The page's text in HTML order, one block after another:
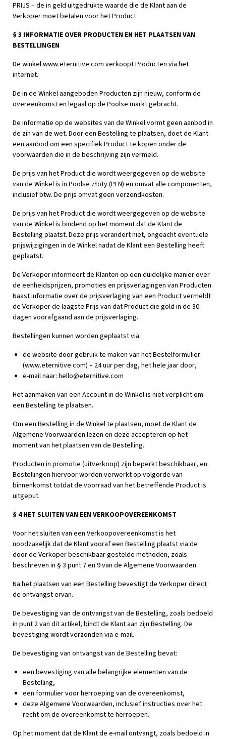
PRIJS – de in geld uitgedrukte waarde die de Klant aan de
Verkoper moet betalen voor het Product.
§ 3 INFORMATIE OVER PRODUCTEN EN HET PLAATSEN VAN
BESTELLINGEN
De winkel www.eternitive.com verkoopt Producten via het
internet.
De in de Winkel aangeboden Producten zijn nieuw, conform de
overeenkomst en legaal op de Poolse markt gebracht.
De informatie op de websites van de Winkel vormt geen aanbod in
de zin van de wet. Door een Bestelling te plaatsen, doet de Klant
een aanbod om een specifiek Product te kopen onder de
voorwaarden die in de beschrijving zijn vermeld.
De prijs van het Product die wordt weergegeven op de website
van de Winkel is in Poolse złoty (PLN) en omvat alle componenten,
inclusief btw. De prijs omvat geen verzendkosten.
De prijs van het Product die wordt weergegeven op de website
van de Winkel is bindend op het moment dat de Klant de
Bestelling plaatst. Deze prijs verandert niet, ongeacht eventuele
prijswijzigingen in de Winkel nadat de Klant een Bestelling heeft
geplaatst.
De Verkoper informeert de Klanten op een duidelijke manier over
de eenheidsprijzen, promoties en prijsverlagingen van Producten.
Naast informatie over de prijsverlaging van een Product vermeldt
de Verkoper de laagste Prijs van dat Product die gold in de 30
dagen voorafgaand aan de prijsverlaging.
Bestellingen kunnen worden geplaatst via:
de website door gebruik te maken van het Bestelformulier
(www.eternitive.com) – 24 uur per dag, het hele jaar door,
e-mail naar: hello@eternitive.com
Het aanmaken van een Account in de Winkel is niet verplicht om
een Bestelling te plaatsen.
Om een Bestelling in de Winkel te plaatsen, moet de Klant de
Algemene Voorwaarden lezen en deze accepteren op het
moment van het plaatsen van de Bestelling.
Producten in promotie (uitverkoop) zijn beperkt beschikbaar, en
Bestellingen hiervoor worden verwerkt op volgorde van
binnenkomst totdat de voorraad van het betreffende Product is
uitgeput.
§ 4 HET SLUITEN VAN EEN VERKOOPOVEREENKOMST
Voor het sluiten van een Verkoopovereenkomst is het
noodzakelijk dat de Klant vooraf een Bestelling plaatst via de
door de Verkoper beschikbaar gestelde methoden, zoals
beschreven in § 3 punt 7 en 9 van de Algemene Voorwaarden.
Na het plaatsen van een Bestelling bevestigt de Verkoper direct
de ontvangst ervan.
De bevestiging van de ontvangst van de Bestelling, zoals bedoeld
in punt 2 van dit artikel, bindt de Klant aan zijn Bestelling. De
bevestiging wordt verzonden via e-mail.
De bevestiging van ontvangst van de Bestelling bevat:
een bevestiging van alle belangrijke elementen van de
Bestelling,
een formulier voor herroeping van de overeenkomst,
deze Algemene Voorwaarden, inclusief instructies over het
recht om de overeenkomst te herroepen.
Op het moment dat de Klant de e-mail ontvangt, zoals bedoeld in